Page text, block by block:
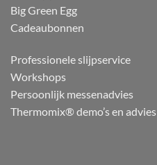
Big Green Egg
Cadeaubonnen
Professionele slijpservice
Workshops
Persoonlijk messenadvies
Thermomix® demo’s en advies